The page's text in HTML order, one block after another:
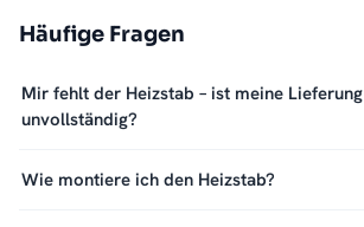
Häufige Fragen
Mir fehlt der Heizstab – ist meine Lieferung
unvollständig?
Wie montiere ich den Heizstab?